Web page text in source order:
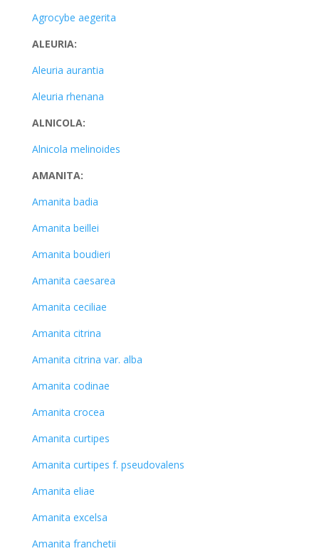
Agrocybe aegerita
ALEURIA:
Aleuria aurantia
Aleuria rhenana
ALNICOLA:
Alnicola melinoides
AMANITA:
Amanita badia
Amanita beillei
Amanita boudieri
Amanita caesarea
Amanita ceciliae
Amanita citrina
Amanita citrina var. alba
Amanita codinae
Amanita crocea
Amanita curtipes
Amanita curtipes f. pseudovalens
Amanita eliae
Amanita excelsa
Amanita franchetii